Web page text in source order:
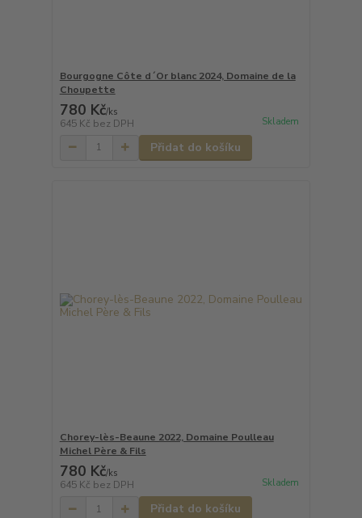
Bourgogne Côte d´Or blanc 2024, Domaine de la
Choupette
780 Kč/ks
645 Kč bez DPH Skladem
Přidat do košíku
Chorey-lès-Beaune 2022, Domaine Poulleau
Michel Père & Fils
780 Kč/ks
645 Kč bez DPH Skladem
Přidat do košíku